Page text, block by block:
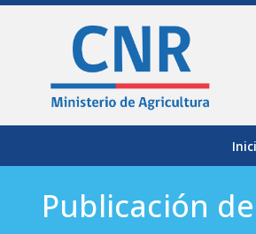
Publicación